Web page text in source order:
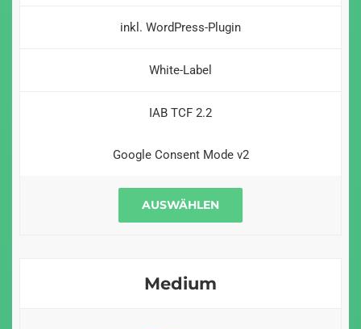
inkl. WordPress-Plugin
White-Label
IAB TCF 2.2
Google Consent Mode v2
AUSWÄHLEN
Medium